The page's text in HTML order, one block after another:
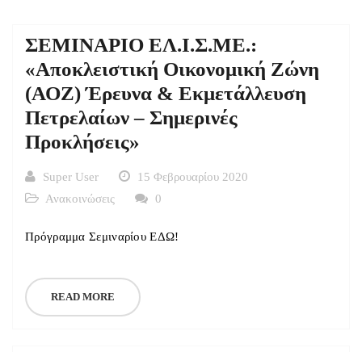
ΣΕΜΙΝΑΡΙΟ ΕΛ.Ι.Σ.ΜΕ.:
«Αποκλειστική Οικονομική Ζώνη
(ΑΟΖ) Έρευνα & Εκμετάλλευση
Πετρελαίων – Σημερινές
Προκλήσεις»
Super User
15 Φεβρουαρίου 2020
Ανακοινώσεις
0
Πρόγραμμα Σεμιναρίου ΕΔΩ!
READ MORE